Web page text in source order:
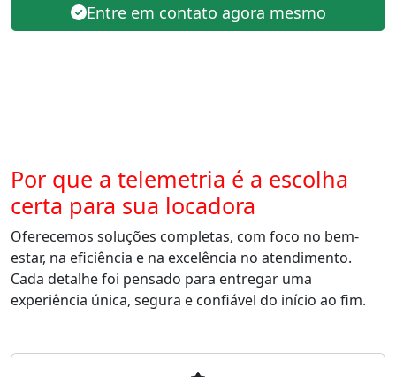
Entre em contato agora mesmo
Por que a telemetria é a escolha
certa para sua locadora
Oferecemos soluções completas, com foco no bem-
estar, na eficiência e na excelência no atendimento.
Cada detalhe foi pensado para entregar uma
experiência única, segura e confiável do início ao fim.